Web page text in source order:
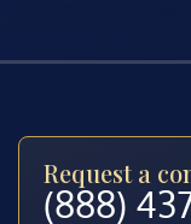
Request a
(888)